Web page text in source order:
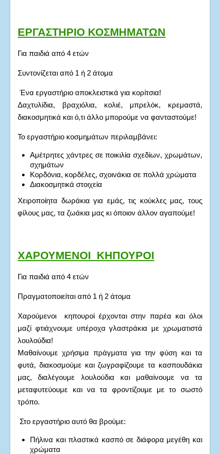
ΕΡΓΑΣΤΗΡΙΟ ΚΟΣΜΗΜΑΤΩΝ
Για παιδιά από 4 ετών
Συντονίζεται από 1 ή 2 άτομα
Ένα εργαστήριο αποκλειστικά για κορίτσια!
Δαχτυλίδια, βραχιόλια, κολιέ, μπρελόκ, κρεμαστά,
διακοσμητικά και ό,τι άλλο μπορούμε να φανταστούμε!
Το εργαστήριο κοσμημάτων περιλαμβάνει:
Αμέτρητες χάντρες σε ποικιλία σχεδίων, χρωμάτων,
σχημάτων
Κορδόνια, κορδέλες, σχοινάκια σε πολλά χρώματα
Διακοσμητικά στοιχεία
Χειροποίητα δωράκια για εμάς, τις κούκλες μας, τους
φίλους μας, τα ζωάκια μας κι όποιον άλλον αγαπούμε!
ΧΑΡΟΥΜΕΝΟΙ ΚΗΠΟΥΡΟΙ
Για παιδιά από 4 ετών
Πραγματοποιείται από 1 ή 2 άτομα
Χαρούμενοι κηπουροί έρχονται στην παρέα και όλοι
μαζί φτιάχνουμε υπέροχα γλαστράκια με χρωματιστά
λουλούδια!
Μαθαίνουμε χρήσιμα πράγματα για την φύση και τα
φυτά, διακοσμούμε και ζωγραφίζουμε τα κασπουδάκια
μας, διαλέγουμε λουλούδια και μαθαίνουμε να τα
μεταφυτεύουμε και να τα φροντίζουμε με το σωστό
τρόπο.
Στο εργαστήριο αυτό θα βρούμε:
Πήλινα και πλαστικά κασπό σε διάφορα μεγέθη και
χρώματα